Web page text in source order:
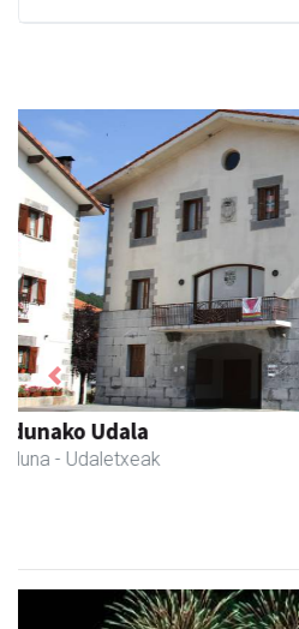
Ormaki urdaitegia
Andoain - Urdaitegiak
Previous